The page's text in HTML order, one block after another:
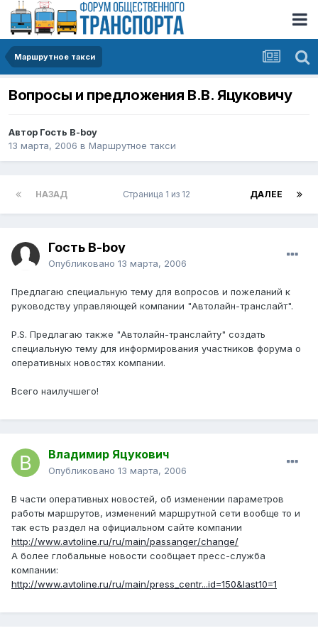
Маршрутное такси
Вопросы и предложения В.В. Яцуковичу
Автор Гость B-boy
13 марта, 2006 в Маршрутное такси
НАЗАД ДАЛЕЕ
Страница 1 из 12
Гость B-boy
Опубликовано 13 марта, 2006
Предлагаю специальную тему для вопросов и пожеланий к
руководству управляющей компании "Автолайн-транслайт".
P.S. Предлагаю также "Автолайн-транслайту" создать
специальную тему для информирования участников форума о
оперативных новостях компании.
Всего наилучшего!
Владимир Яцукович
Опубликовано 13 марта, 2006
В части оперативных новостей, об изменении параметров
работы маршрутов, изменений маршрутной сети вообще то и
так есть раздел на официальном сайте компании
http://www.avtoline.ru/ru/main/passanger/change/
А более глобальные новости сообщает пресс-служба
компании:
http://www.avtoline.ru/ru/main/press_centr...id=150&last10=1